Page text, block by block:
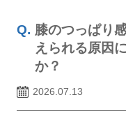
膝のつっぱり
えられる原因
か？
2026.07.13